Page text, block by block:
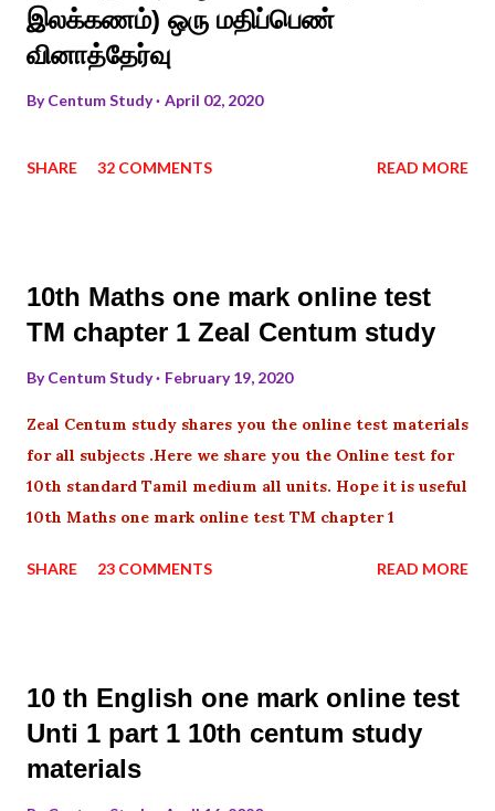
இலக்கணம்) ஒரு மதிப்பெண்
வினாத்தேர்வு
ByCentum Study April 02, 2020
SHARE 32 COMMENTS READ MORE
10th Maths one mark online test
TM chapter 1 Zeal Centum study
ByCentum Study February 19, 2020
Zeal Centum study shares you the online test materials
for all subjects .Here we share you the Online test for
10th standard Tamil medium all units. Hope it is useful
10th Maths one mark online test TM chapter 1
SHARE 23 COMMENTS READ MORE
10 th English one mark online test
Unti 1 part 1 10th centum study
materials